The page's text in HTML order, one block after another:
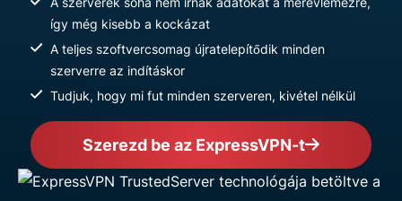
így még kisebb a kockázat
A teljes szoftvercsomag újratelepítődik minden
szerverre az indításkor
Tudjuk, hogy mi fut minden szerveren, kivétel nélkül
Szerezd be az ExpressVPN-t